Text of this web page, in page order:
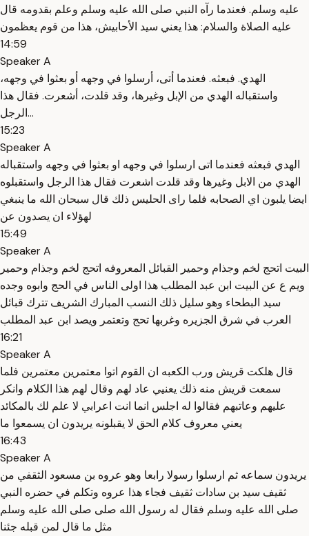
عليه وسلم. فعندما رآه النبي صلى الله عليه وسلم وعلم بقدومه قال
عليه الصلاة والسلام: هذا يعني سيد الأحابيش، هذا من قوم يعظمون
14:59
Speaker A
الهدي. فبعثه. فعندما أتى، أرسلوا في وجهه أو بعثوا في وجهه،
واستقباله الهدي من الإبل وغيرها، وقد قلدت، أشعرت. فقال هذا
الرجل...
15:23
Speaker A
الهدي فبعثه فعندما اتى ارسلوا في وجهه او بعثوا في وجهه واستقباله
الهدي من الابل وغيرها وقد قلدت اشعرت فقال هذا الرجل واستقبلوه
ايضا يلبون اي الصحابه فلما راى الحليس ذلك قال سبحان الله ما ينبغي
لهؤلاء ان يصدون عن
15:49
Speaker A
البيت اتحج لخم وجذام وحمير القبائل المعروفه اتحج لخم وجذام وحمير
ويم ع عن البيت ابن عبد المطلب هذا اولى الناس في الحج وابوه وجده
سيد البطحاء وهو سليل ذلك النسب المبارك الشريف تترك قبائل
العرب في شرق الجزيره وغربها تحج وتعتمر ويصد ابن عبد المطلب
16:21
Speaker A
قال هلكت قريش ورب الكعبه ان القوم اتوا معتمرين معتمرين فلما
سمعت قريش منه ذلك يعنيي عاد لهم وقال لهم هذا الكلام وانكر
عليهم وعاتبهم فقالوا له اجلس انما انت اعرابي لا علم لك بالمكائد
يعني معروف كلام الحق لا يقبلونه يريدون ان يسمعوا ما
16:43
Speaker A
يريدون سماعه ثم ارسلوا رسولا رابعا وهو عروه بن مسعود الثقفي من
ثقيف سيد بن سادات ثقيف فجاء هذا عروه وتكلم في حضره النبي
صلى الله عليه وسلم فقال له رسول الله صلى صلى الله عليه وسلم
مثل ما قال لمن قبله جئنا